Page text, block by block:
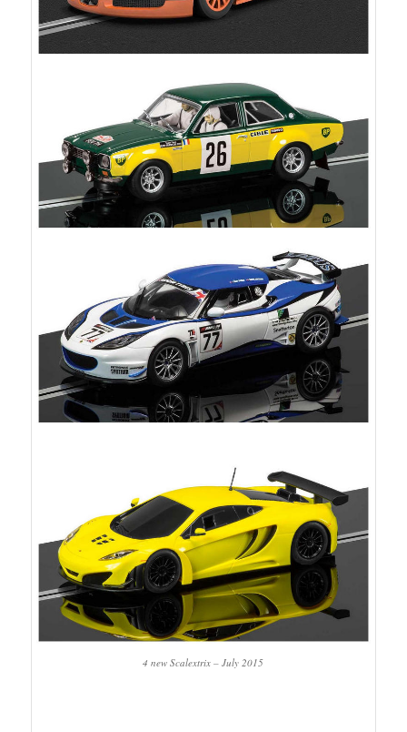
4 new Scalextrix – July 2015